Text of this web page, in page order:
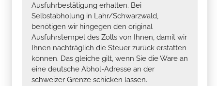
Ausfuhrbestätigung erhalten. Bei
Selbstabholung in Lahr/Schwarzwald,
benötigen wir hingegen den original
Ausfuhrstempel des Zolls von Ihnen, damit wir
Ihnen nachträglich die Steuer zurück erstatten
können. Das gleiche gilt, wenn Sie die Ware an
eine deutsche Abhol-Adresse an der
schweizer Grenze schicken lassen.